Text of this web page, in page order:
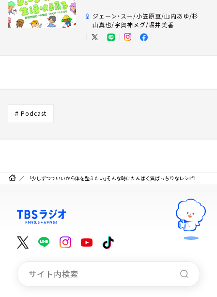
ジェーン・スー/小笠原亘/山内あゆ/杉
山真也/宇賀神メグ/堀井美香
# Podcast
「少しずつでいいから体を整えたい」そんな時にたんぱく質ばっちりなレシピ！